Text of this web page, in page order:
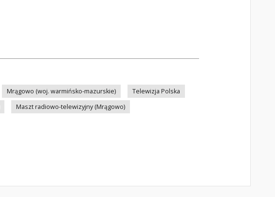
Mrągowo (woj. warmińsko-mazurskie)
Telewizja Polska
Maszt radiowo-telewizyjny (Mrągowo)